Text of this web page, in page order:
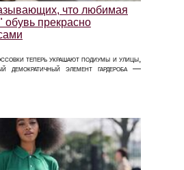
что любимая
прекрасно
теперь украшают подиумы и улицы,
демократичный элемент гардероба —